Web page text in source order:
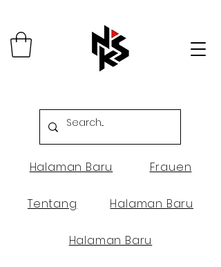
Halaman Baru Frauen
Tentang Halaman Baru
Halaman Baru